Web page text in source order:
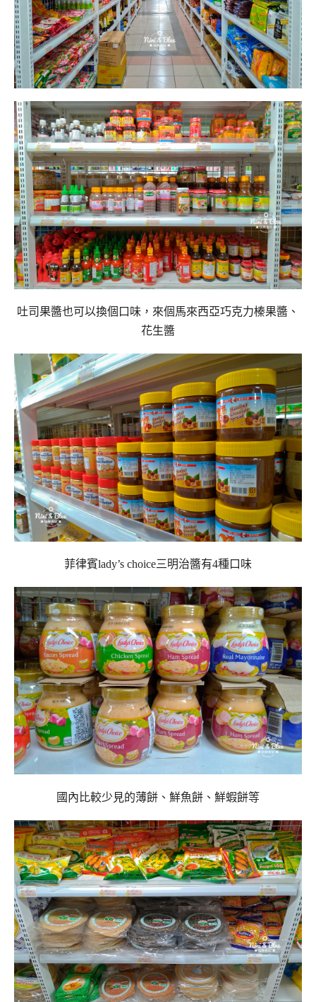
吐司果醬也可以換個口味，來個馬來西亞巧克力榛果醬、
花生醬
菲律賓lady’s choice三明治醬有4種口味
國內比較少見的薄餅、鮮魚餅、鮮蝦餅等